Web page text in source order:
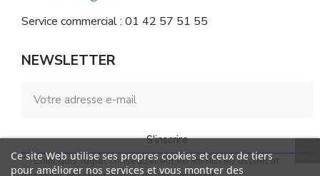
Ce site Web utilise ses propres cookies et ceux de tiers
pour améliorer nos services et vous montrer des
Service commercial : 01 42 57 51 55
NEWSLETTER
S'inscrire
Enim quis fugiat consequat elit minim nisi eu occaecat